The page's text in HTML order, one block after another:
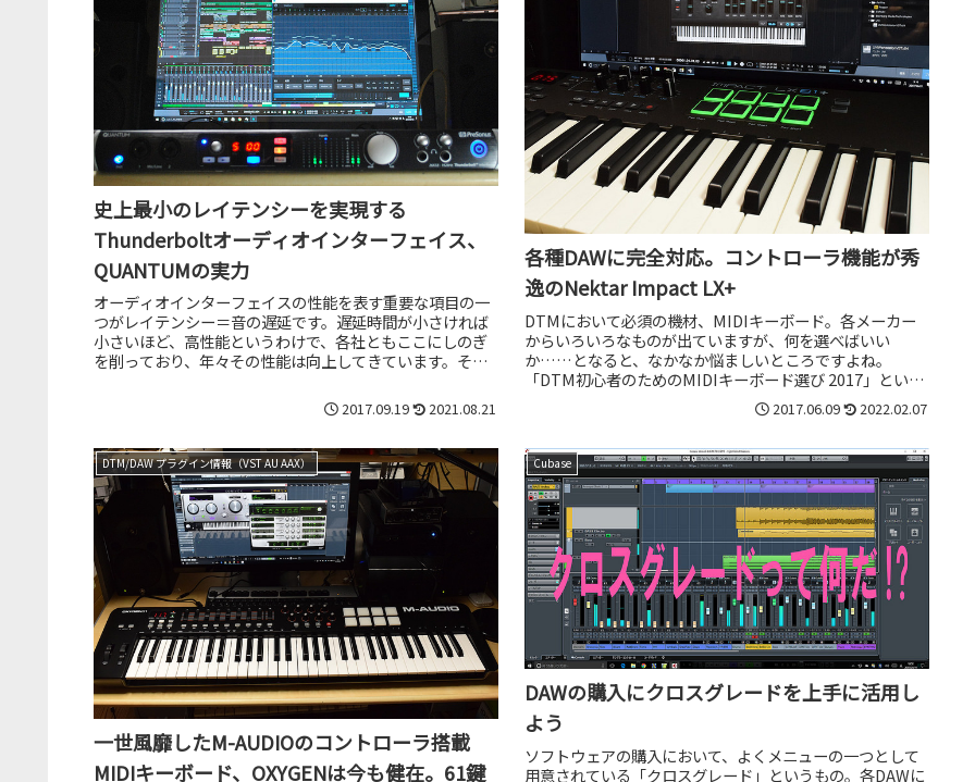
史上最小のレイテンシーを実現する
Thunderboltオーディオインターフェイス、
QUANTUMの実力
オーディオインターフェイスの性能を表す重要な項目の一
つがレイテンシー＝音の遅延です。遅延時間が小さければ
小さいほど、高性能というわけで、各社ともここにしのぎ
を削っており、年々その性能は向上してきています。そう
2017.09.19 2021.08.21
各種DAWに完全対応。コントローラ機能が秀
逸のNektar Impact LX+
DTMにおいて必須の機材、MIDIキーボード。各メーカー
からいろいろなものが出ていますが、何を選べばいい
か……となると、なかなか悩ましいところですよね。
「DTM初心者のためのMIDIキーボード選び 2017」といっ
2017.06.09 2022.02.07
DTM/DAW プラグイン情報（VST AU AAX）
一世風靡したM-AUDIOのコントローラ搭載
MIDIキーボード、OXYGENは今も健在。61鍵
Cubase
DAWの購入にクロスグレードを上手に活用し
よう
ソフトウェアの購入において、よくメニューの一つとして
用意されている「クロスグレード」というもの。各DAWに